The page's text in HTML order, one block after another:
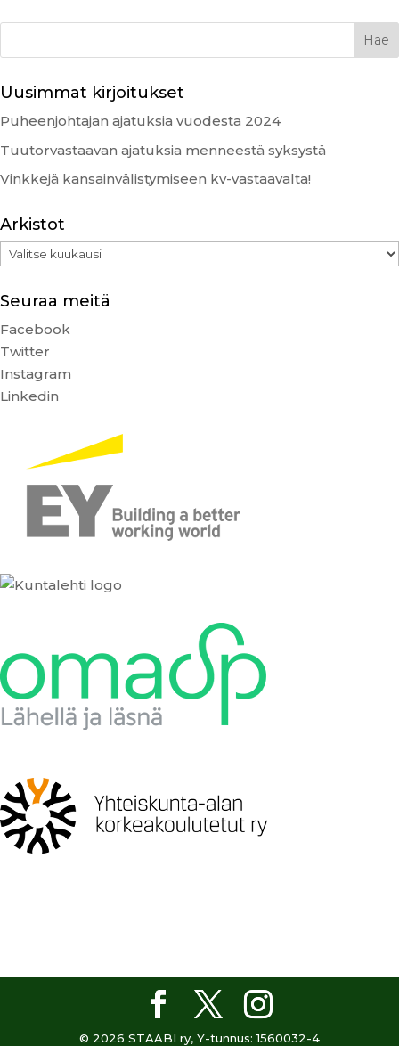
Uusimmat kirjoitukset
Puheenjohtajan ajatuksia vuodesta 2024
Tuutorvastaavan ajatuksia menneestä syksystä
Vinkkejä kansainvälistymiseen kv-vastaavalta!
Arkistot
Arkistot
Seuraa meitä
Facebook
Twitter
Instagram
Linkedin
© 2026 STAABI ry, Y-tunnus: 1560032-4